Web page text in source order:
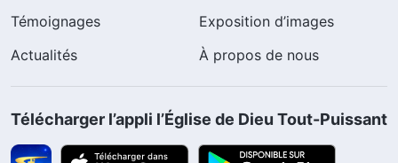
Témoignages
Exposition d’images
Actualités
À propos de nous
Télécharger l’appli l’Église de Dieu Tout-Puissant